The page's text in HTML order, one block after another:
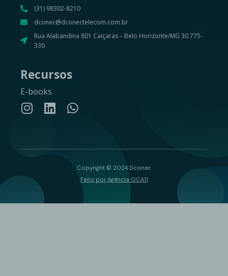
(31) 98302-8210
dconec@dconectelecom.com.br
Rua Alabandina 801 Caiçaras – Belo Horizonte/MG 30.775-
330
Recursos
E-books
Copyright © 2024 Dconec
Feito por Agência OCA11